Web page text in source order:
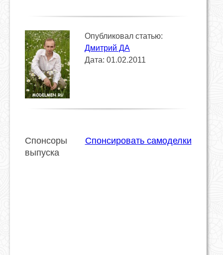
Опубликовал статью:
Дмитрий ДА
Дата: 01.02.2011
Спонсировать самоделки
Спонсоры
выпуска